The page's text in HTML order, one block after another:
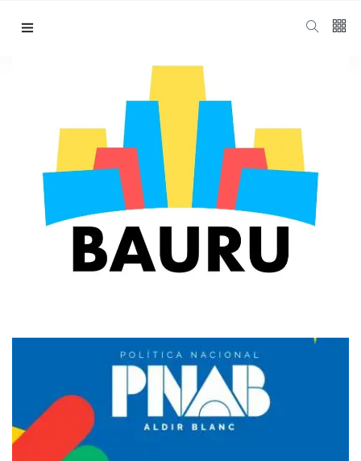
K
(203)
(128)
Empresas
(60)
Empregos
PNAB Bauru
Home PNAB Bauru